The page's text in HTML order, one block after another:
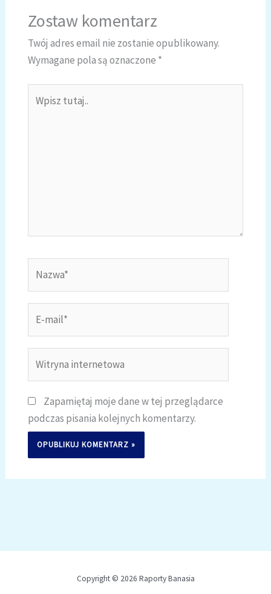
Zostaw komentarz
Twój adres email nie zostanie opublikowany.
Wymagane pola są oznaczone *
tutaj..
mail*
internetowa
Zapamiętaj moje dane w tej przeglądarce
podczas pisania kolejnych komentarzy.
Copyright © 2026 Raporty Banasia